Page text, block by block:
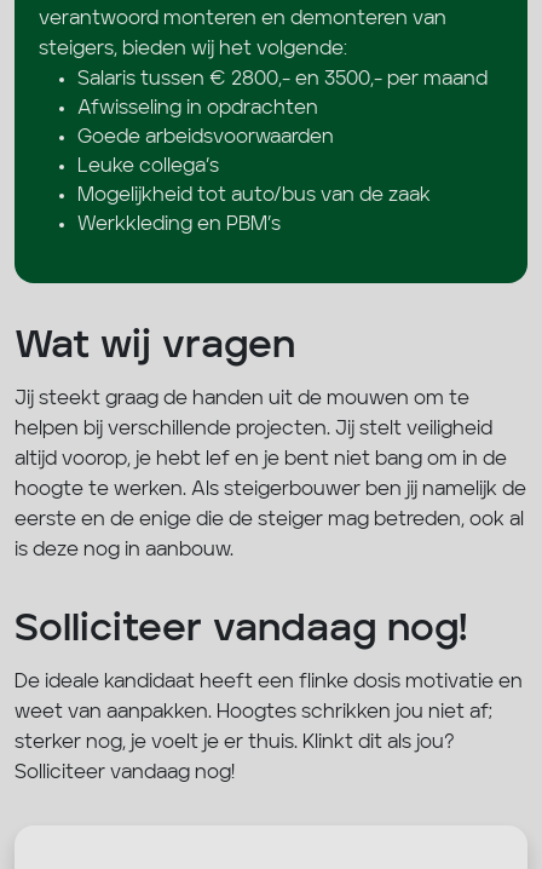
verantwoord monteren en demonteren van
steigers, bieden wij het volgende:
Salaris tussen € 2800,- en 3500,- per maand
Afwisseling in opdrachten
Goede arbeidsvoorwaarden
Leuke collega’s
Mogelijkheid tot auto/bus van de zaak
Werkkleding en PBM’s
Wat wij vragen
Jij steekt graag de handen uit de mouwen om te
helpen bij verschillende projecten. Jij stelt veiligheid
altijd voorop, je hebt lef en je bent niet bang om in de
hoogte te werken. Als steigerbouwer ben jij namelijk de
eerste en de enige die de steiger mag betreden, ook al
is deze nog in aanbouw.
Solliciteer vandaag nog!
De ideale kandidaat heeft een flinke dosis motivatie en
weet van aanpakken. Hoogtes schrikken jou niet af;
sterker nog, je voelt je er thuis. Klinkt dit als jou?
Solliciteer vandaag nog!